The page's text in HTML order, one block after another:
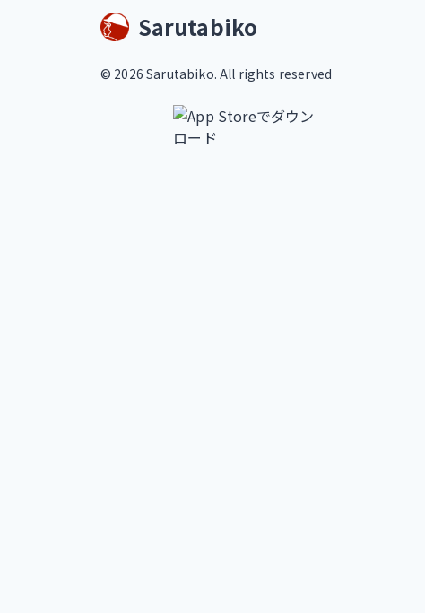
Sarutabiko
© 2026 Sarutabiko. All rights reserved